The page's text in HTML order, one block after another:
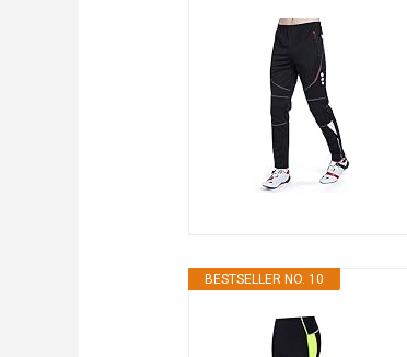
BESTSELLER NO. 10